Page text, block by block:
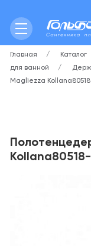
Главная Каталог
для ванной
Magliezza